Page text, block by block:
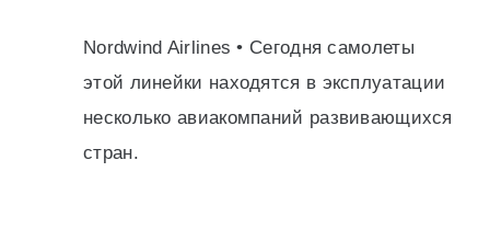
Nordwind Airlines • Сегодня самолеты
этой линейки находятся в эксплуатации
несколько авиакомпаний развивающихся
стран.